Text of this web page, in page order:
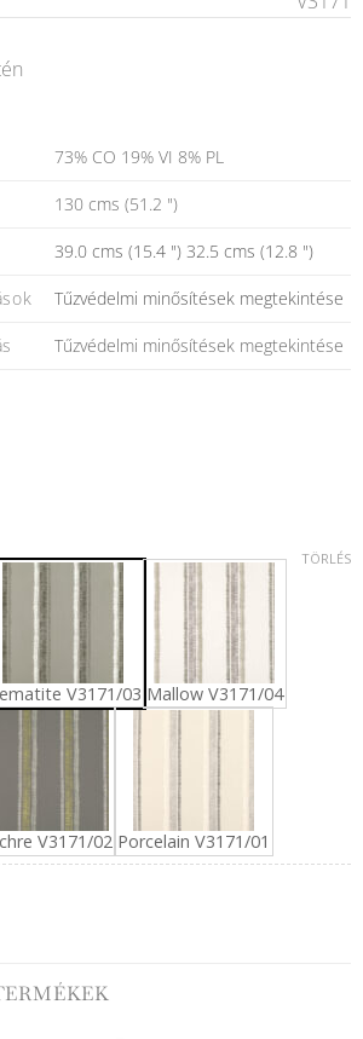
73% CO 19% VI 8% PL
130 cms (51.2 ")
39.0 cms (15.4 ") 32.5 cms (12.8 ")
Tűzvédelmi minősítések megtekintése
Tűzvédelmi minősítések megtekintése
V3171/03 Mallow V3171/04
V3171/02 Porcelain V3171/01
TÖRLÉS